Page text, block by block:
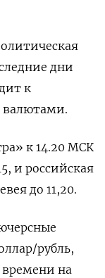
дни
к
валютами.
к 14.​20 МСК
и российская
⁠до 11,20.
рубль,
времени на